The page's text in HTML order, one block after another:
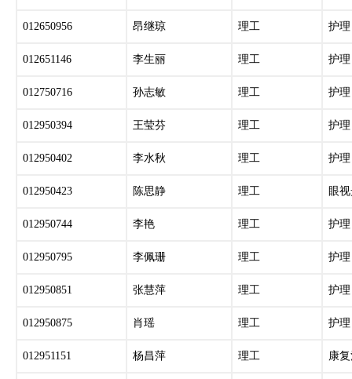
012650956 昂继琼 理工 护理
012651146 李生丽 理工 护理
012750716 孙志敏 理工 护理
012950394 王莹芬 理工 护理
012950402 李水秋 理工 护理
012950423 陈思静 理工 眼
012950744 李艳 理工 护理
012950795 李佩珊 理工 护理
012950851 张慧萍 理工 护理
012950875 肖瑶 理工 护理
012951151 杨昌萍 理工 康